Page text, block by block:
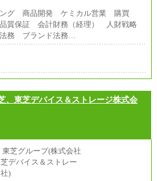
ング 商品開発 ケミカル営業 購買
質保証 会計財務（経理） 人財戦略
務 ブランド法務…
、東芝デバイス＆ストレージ株式会